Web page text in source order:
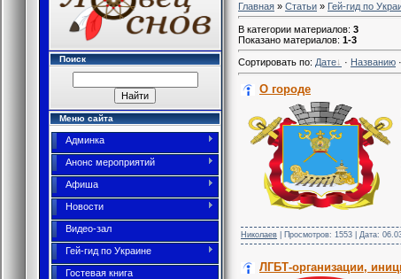
Поиск
Меню сайта
Админка
Анонс мероприятий
Афиша
Новости
Видео-зал
Гей-гид по Украине
Гостевая книга
Главная » Статьи » Гей-гид по
В категории материалов: 3
Показано материалов: 1-3
Сортировать по: Дате · Названию ·
О городе
Николаев | Просмотров: 1553 | Дата:
ЛГБТ-организации,